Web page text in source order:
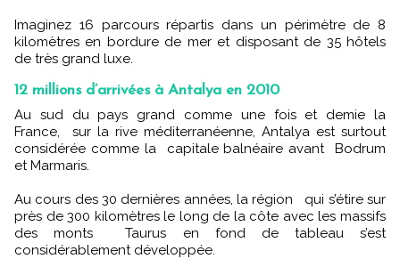
Imaginez 16 parcours répartis dans un périmètre de 8
kilomètres en bordure de mer et disposant de 35 hôtels
de très grand luxe.
12 millions d’arrivées à Antalya en 2010
Au sud du pays grand comme une fois et demie la
France, sur la rive méditerranéenne, Antalya est surtout
considérée comme la capitale balnéaire avant Bodrum
et Marmaris.
Au cours des 30 dernières années, la région qui s’étire sur
près de 300 kilomètres le long de la côte avec les massifs
des monts Taurus en fond de tableau s’est
considérablement développée.